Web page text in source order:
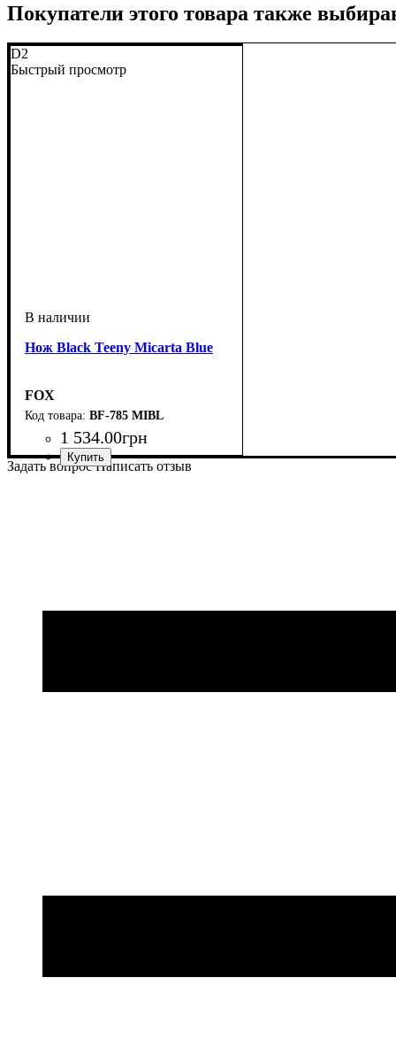
Покупатели этого товара также
D2
Быстрый просмотр
Нож Black Teeny Micarta Blue
FOX
BF-785 MIBL
1 534.00грн
Задать вопрос Написать отзыв